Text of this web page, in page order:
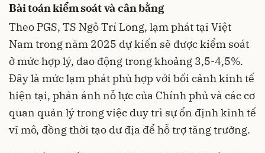
Bài toán kiểm soát và cân bằng
Theo PGS, TS Ngô Trí Long, lạm phát tại Việt
Nam trong năm 2025 dự kiến sẽ được kiểm soát
ở mức hợp lý, dao động trong khoảng 3,5-4,5%.
Đây là mức lạm phát phù hợp với bối cảnh kinh tế
hiện tại, phản ánh nỗ lực của Chính phủ và các cơ
quan quản lý trong việc duy trì sự ổn định kinh tế
vĩ mô, đồng thời tạo dư địa để hỗ trợ tăng trưởng.